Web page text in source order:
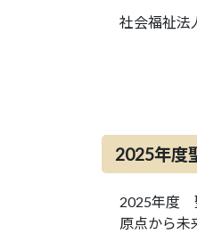
社会福祉法
2025年度
2025年度
原点から未